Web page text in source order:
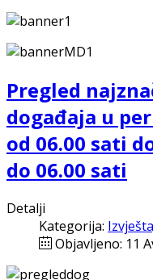
Pregled
događaja u
od 06.00 sati
do 06.00 sati
Detalji
Kategorija:
Objavljeno: 11